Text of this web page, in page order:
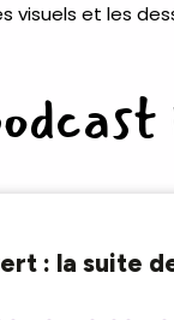
visuels et les